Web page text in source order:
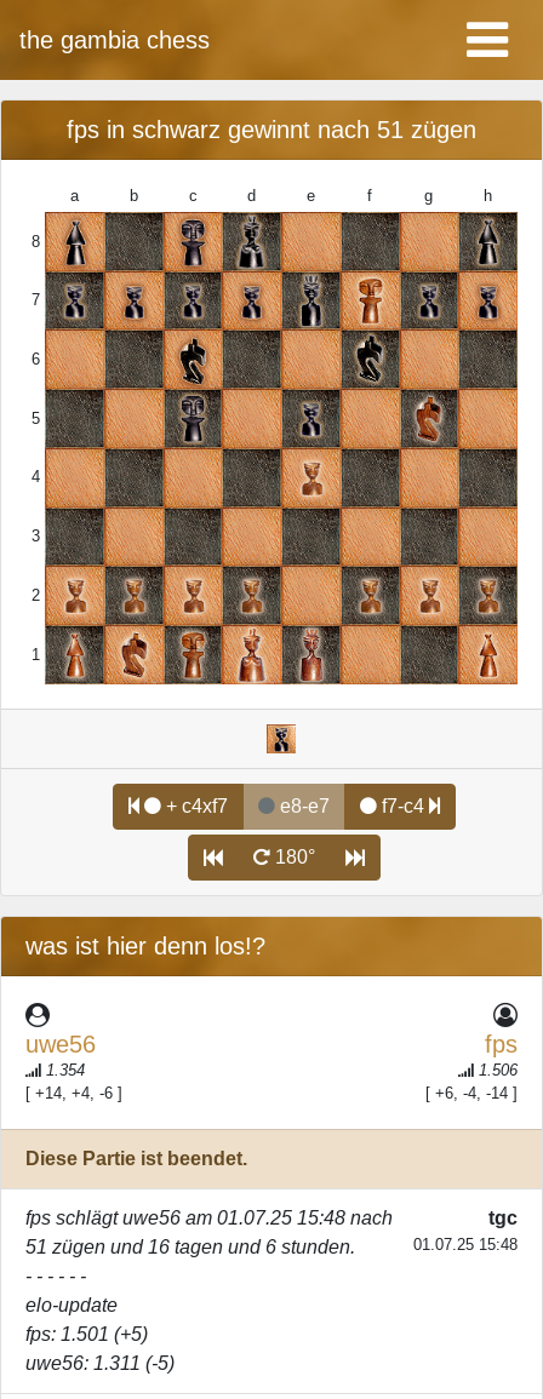
the gambia chess
fps in schwarz gewinnt nach 51 zügen
a b c d e f g h
8
7
6
5
4
3
2
1
+ c4xf7 e8-e7 f7-c4
180°
was ist hier denn los!?
uwe56
1.354
[ +14, +4, -6 ]
fps
1.506
[ +6, -4, -14 ]
Diese Partie ist beendet.
tgc
01.07.25 15:48
fps schlägtuwe56 am 01.07.25 15:48 nach
51 zügen und 16 tagen und 6 stunden.
- - - - - -
elo-update
fps: 1.501 (+5)
uwe56: 1.311 (-5)